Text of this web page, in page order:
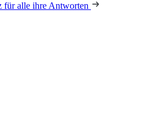
für alle ihre Antworten